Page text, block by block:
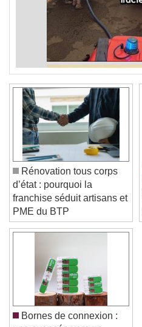
Rénovation tous corps
d’état : pourquoi la
franchise séduit artisans et
PME du BTP
Bornes de connexion :